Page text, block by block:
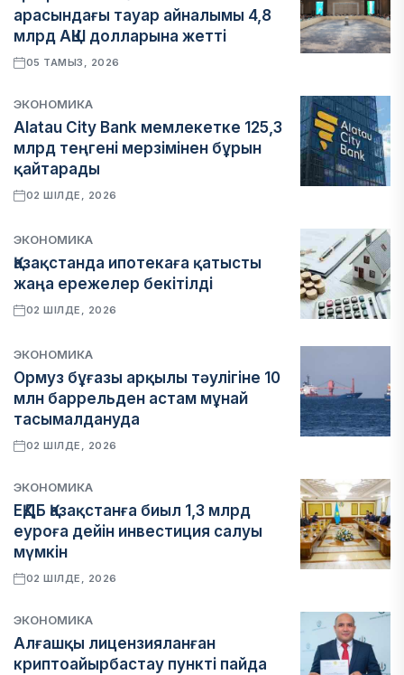
арасындағы тауар айналымы 4,8
млрд АҚШ долларына жетті
05 ТАМЫЗ, 2026
ЭКОНОМИКА
Alatau City Bank мемлекетке 125,3
млрд теңгені мерзімінен бұрын
қайтарады
02 ШІЛДЕ, 2026
ЭКОНОМИКА
Қазақстанда ипотекаға қатысты
жаңа ережелер бекітілді
02 ШІЛДЕ, 2026
ЭКОНОМИКА
Ормуз бұғазы арқылы тәулігіне 10
млн баррельден астам мұнай
тасымалдануда
02 ШІЛДЕ, 2026
ЭКОНОМИКА
ЕҚДБ Қазақстанға биыл 1,3 млрд
еуроға дейін инвестиция салуы
мүмкін
02 ШІЛДЕ, 2026
ЭКОНОМИКА
Алғашқы лицензияланған
криптоайырбастау пункті пайда